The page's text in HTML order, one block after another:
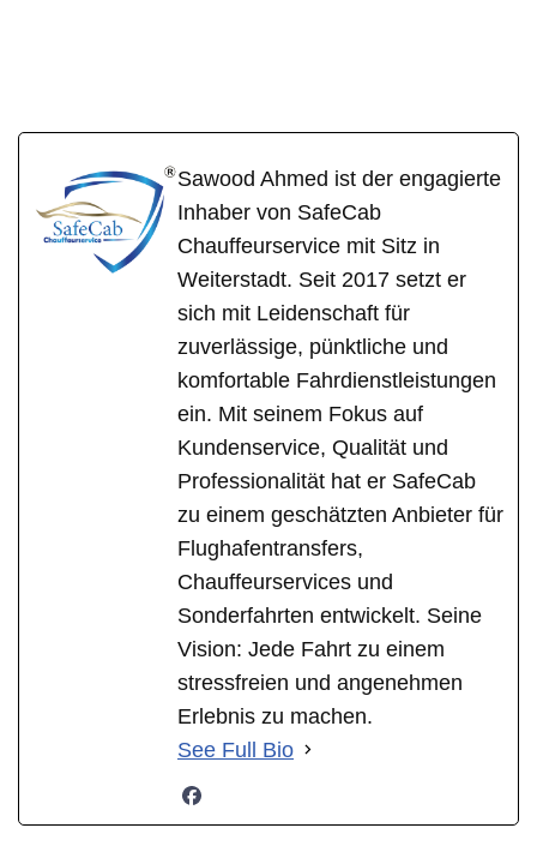
Sawood Ahmed ist der engagierte
Inhaber von SafeCab
Chauffeurservice mit Sitz in
Weiterstadt. Seit 2017 setzt er
sich mit Leidenschaft für
zuverlässige, pünktliche und
komfortable Fahrdienstleistungen
ein. Mit seinem Fokus auf
Kundenservice, Qualität und
Professionalität hat er SafeCab
zu einem geschätzten Anbieter für
Flughafentransfers,
Chauffeurservices und
Sonderfahrten entwickelt. Seine
Vision: Jede Fahrt zu einem
stressfreien und angenehmen
Erlebnis zu machen.
See Full Bio